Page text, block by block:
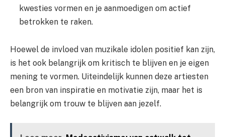
kwesties vormen en je aanmoedigen om actief
betrokken te raken.
Hoewel de invloed van muzikale idolen positief kan zijn,
is het ook belangrijk om kritisch te blijven en je eigen
mening te vormen. Uiteindelijk kunnen deze artiesten
een bron van inspiratie en motivatie zijn, maar het is
belangrijk om trouw te blijven aan jezelf.